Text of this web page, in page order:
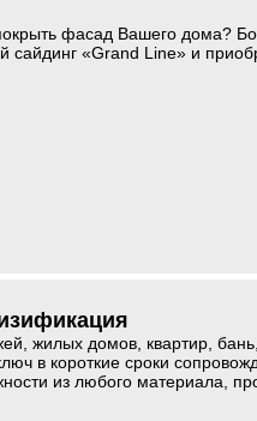
фасад Вашего дома?
сайдинг «Grand Line» и
жилых домов, квартир,
в короткие сроки
из любого материала,